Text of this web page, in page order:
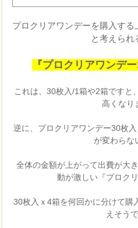
プロクリアワンデーを購入する
と考えられ
『プロクリアワンデ
これは、30枚入/1箱や2箱ですと
高くなり
逆に、プロクリアワンデー30枚
が変わらな
全体の金額が上がって出費が大
動が激しい『プロク
30枚入ｘ4箱を何回かに分けて購
えそうで